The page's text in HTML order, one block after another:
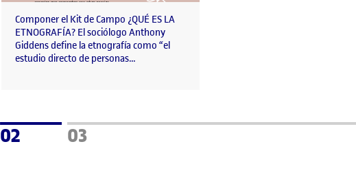
Componer el Kit de Campo ¿QUÉ ES LA
ETNOGRAFÍA? El sociólogo Anthony
Giddens define la etnografía como “el
estudio directo de personas…
Página
02 Página
03